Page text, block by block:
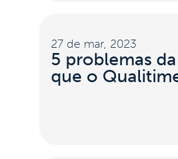
27 de mar, 2023
5 problemas
que o